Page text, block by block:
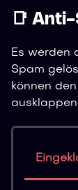
📑
Es werden
Spam
können